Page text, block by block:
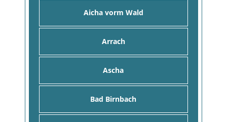
Aicha vorm Wald
Arrach
Ascha
Bad Birnbach